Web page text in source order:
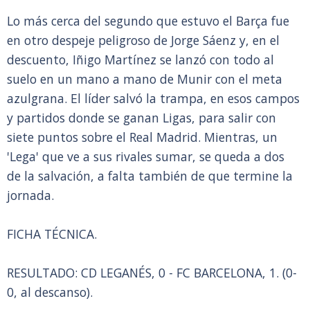
Lo más cerca del segundo que estuvo el Barça fue
en otro despeje peligroso de Jorge Sáenz y, en el
descuento, Iñigo Martínez se lanzó con todo al
suelo en un mano a mano de Munir con el meta
azulgrana. El líder salvó la trampa, en esos campos
y partidos donde se ganan Ligas, para salir con
siete puntos sobre el Real Madrid. Mientras, un
'Lega' que ve a sus rivales sumar, se queda a dos
de la salvación, a falta también de que termine la
jornada.
FICHA TÉCNICA.
RESULTADO: CD LEGANÉS, 0 - FC BARCELONA, 1. (0-
0, al descanso).